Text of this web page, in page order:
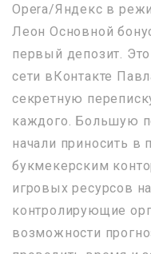
Opera/Яндекс в
Леон Основной
первый депозит.
сети вКонтакте
секретную
каждого. Большую
начали приносить в
букмекерским
игровых ресурсов
контролирующие
возможности